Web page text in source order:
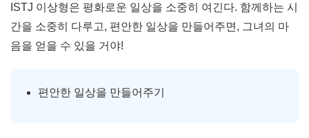
ISTJ 이상형은 평화로운 일상을 소중히 여긴다. 함께하는 시
간을 소중히 다루고, 편안한 일상을 만들어주면, 그녀의 마
음을 얻을 수 있을 거야!
편안한 일상을 만들어주기